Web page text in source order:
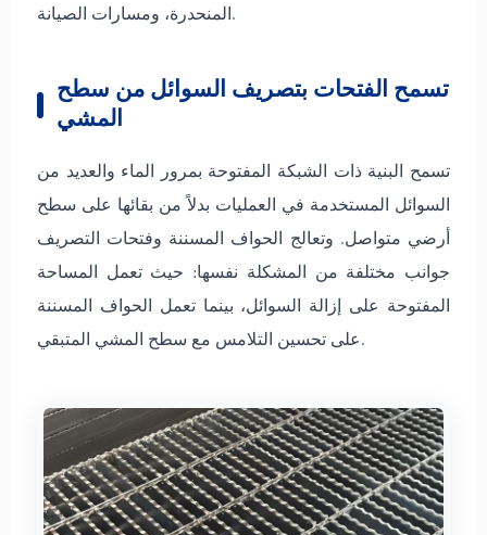
المنحدرة، ومسارات الصيانة.
تسمح الفتحات بتصريف السوائل من سطح
المشي
تسمح البنية ذات الشبكة المفتوحة بمرور الماء والعديد من
السوائل المستخدمة في العمليات بدلاً من بقائها على سطح
أرضي متواصل. وتعالج الحواف المسننة وفتحات التصريف
جوانب مختلفة من المشكلة نفسها: حيث تعمل المساحة
المفتوحة على إزالة السوائل، بينما تعمل الحواف المسننة
على تحسين التلامس مع سطح المشي المتبقي.